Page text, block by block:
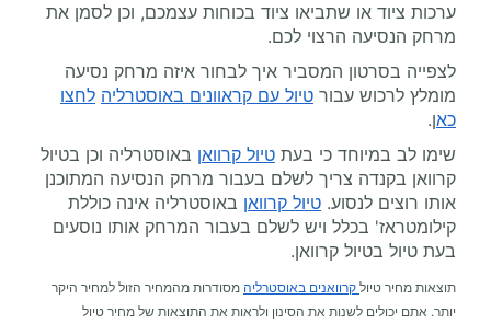
ערכות ציוד או שתביאו ציוד בכוחות עצמכם, וכן לסמן את
מרחק הנסיעה הרצוי לכם.
לצפייה בסרטון המסביר איך לבחור איזה מרחק נסיעה
מומלץ לרכוש עבור טיול עם קראוונים באוסטרליה לחצו
כאן.
שימו לב במיוחד כי בעת טיול קרוואן באוסטרליה וכן בטיול
קרוואן בקנדה צריך לשלם בעבור מרחק הנסיעה המתוכנן
אותו רוצים לנסוע. טיול קרוואן באוסטרליה אינה כוללת
קילומטראז' בכלל ויש לשלם בעבור המרחק אותו נוסעים
בעת טיול בטיול קרוואן.
תוצאות מחיר טיול קרוואנים באוסטרליה מסודרות מהמחיר הזול למחיר היקר
יותר. אתם יכולים לשנות את הסינון ולראות את התוצאות של מחיר טיול